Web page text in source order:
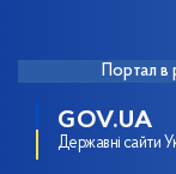
Портал в
GOV.UA
Державні сайти